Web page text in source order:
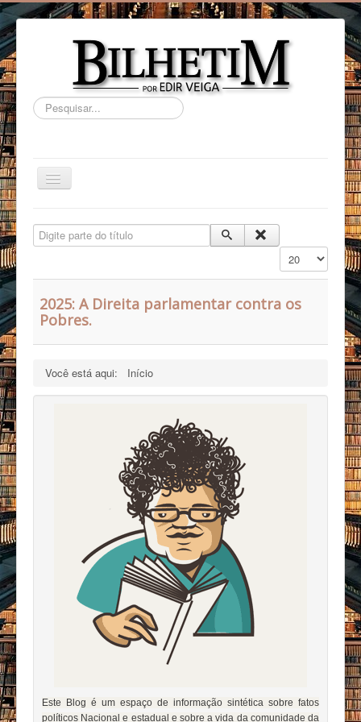
Pesquisar...
BIOGRAFIA
VLOG
Digite parte do título
Exibir #
2025: A Direita parlamentar contra os
Pobres.
Você está aqui: Início
Este Blog é um espaço de informação sintética sobre fatos
políticos Nacional e estadual e sobre a vida da comunidade da